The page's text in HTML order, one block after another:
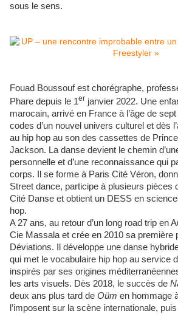
sous le sens.
Fouad Boussouf est chorégraphe,
Phare depuis le 1er janvier 2022. Une
marocain, arrivé en France à l’âge de
codes d’un nouvel univers culturel et dès
au hip hop au son des cassettes de
Jackson. La danse devient le chemin
personnelle et d’une reconnaissance qui
corps. Il se forme à Paris Cité Véron,
Street dance, participe à plusieurs pièces
Cité Danse et obtient un DESS en
hop.
A 27 ans, au retour d’un long road trip en
Cie Massala et crée en 2010 sa première
Déviations. Il développe une danse
qui met le vocabulaire hip hop au service
inspirés par ses origines
les arts visuels. Dès 2018, le succès de
deux ans plus tard de Oüm en hommage
l’imposent sur la scène internationale,